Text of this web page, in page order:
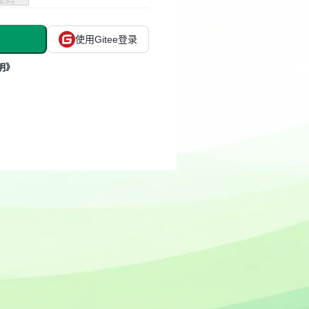
使用Gitee登录
》